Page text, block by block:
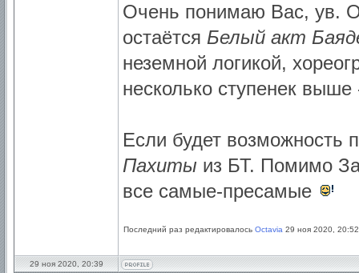
Очень понимаю Вас, ув.
остаётся Белый акт
неземной логикой,
несколько ступенек выше
Если будет возможность
Пахиты из БТ. Помимо
все самые-пресамые
Последний раз редактировалось Octavia 29 ноя 2020,
29 ноя 2020, 20:39